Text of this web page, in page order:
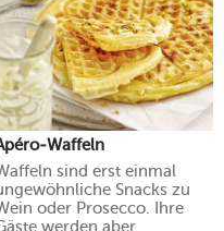
Waffeln
sind erst einmal
Snacks zu
oder Prosecco. Ihre
werden aber